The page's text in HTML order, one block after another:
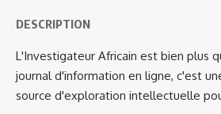
DESCRIPTION
L'Investigateur Africain est bien plus
journal d'information en ligne, c'est
source d'exploration intellectuelle